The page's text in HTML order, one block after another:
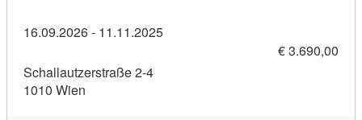
16.09.2026 - 11.11.2025
€ 3.690,00
Schallautzerstraße 2-4
1010 Wien